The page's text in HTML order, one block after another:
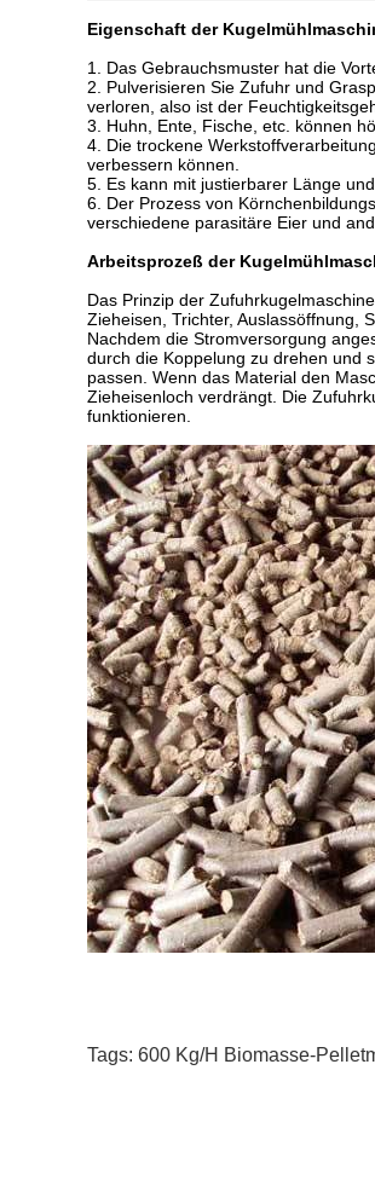
Eigenschaft der
1. Das Gebrauchsmuster hat die
2. Pulverisieren Sie Zufuhr und
verloren, also ist der
3. Huhn, Ente, Fische, etc. können
4. Die trockene
verbessern können.
5. Es kann mit justierbarer Länge
6. Der Prozess von
verschiedene parasitäre Eier und
Arbeitsprozeß der
Das Prinzip der
Zieheisen, Trichter, Auslassöffnung,
Nachdem die Stromversorgung
durch die Koppelung zu drehen und
passen. Wenn das Material den
Zieheisenloch verdrängt. Die
funktionieren.
Tags: 600 Kg/h Biomasse-